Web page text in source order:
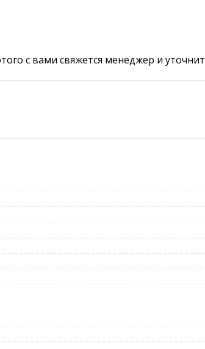
с вами свяжется менеджер и